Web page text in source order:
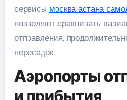
сервисы москва астана
позволяют сравнивать
отправления,
пересадок.
Аэропорты
и прибытия